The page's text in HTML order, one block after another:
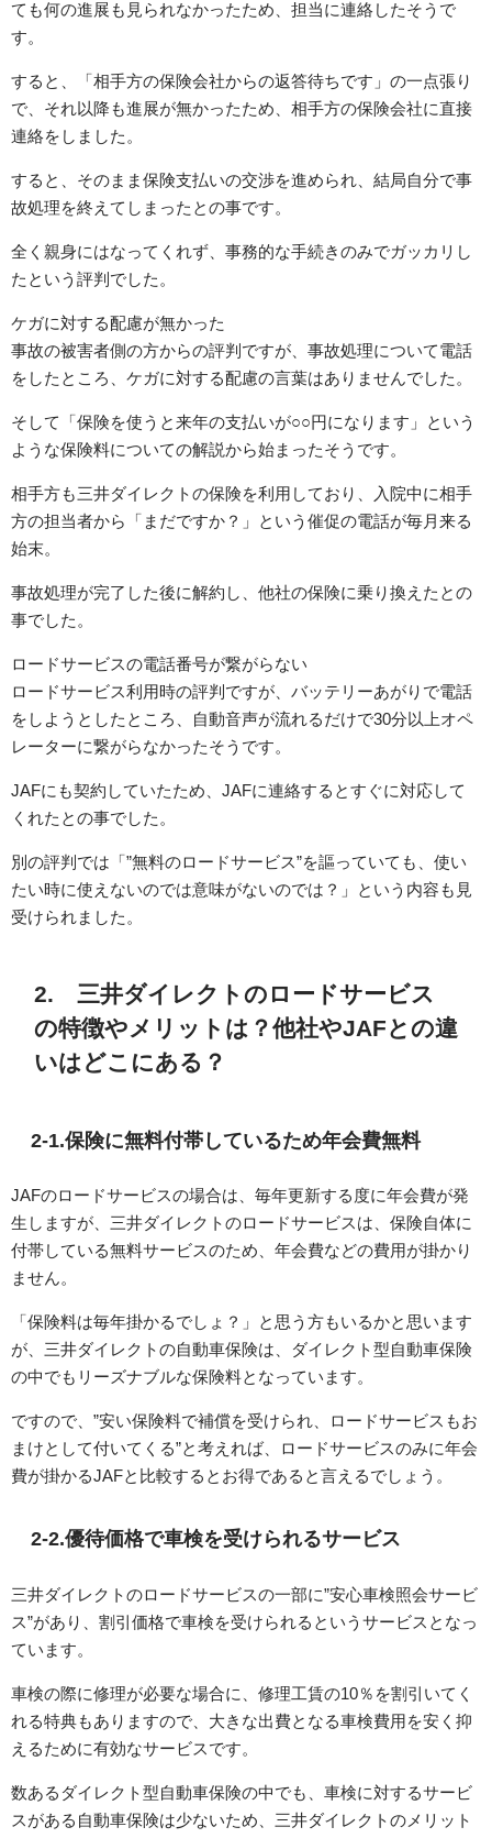
ても何の進展も見られなかったため、担当に連絡したそうで
す。
すると、「相手方の保険会社からの返答待ちです」の一点張り
で、それ以降も進展が無かったため、相手方の保険会社に直接
連絡をしました。
すると、そのまま保険支払いの交渉を進められ、結局自分で事
故処理を終えてしまったとの事です。
全く親身にはなってくれず、事務的な手続きのみでガッカリし
たという評判でした。
ケガに対する配慮が無かった
事故の被害者側の方からの評判ですが、事故処理について電話
をしたところ、ケガに対する配慮の言葉はありませんでした。
そして「保険を使うと来年の支払いが○○円になります」という
ような保険料についての解説から始まったそうです。
相手方も三井ダイレクトの保険を利用しており、入院中に相手
方の担当者から「まだですか？」という催促の電話が毎月来る
始末。
事故処理が完了した後に解約し、他社の保険に乗り換えたとの
事でした。
ロードサービスの電話番号が繋がらない
ロードサービス利用時の評判ですが、バッテリーあがりで電話
をしようとしたところ、自動音声が流れるだけで30分以上オペ
レーターに繋がらなかったそうです。
JAFにも契約していたため、JAFに連絡するとすぐに対応して
くれたとの事でした。
別の評判では「”無料のロードサービス”を謳っていても、使い
たい時に使えないのでは意味がないのでは？」という内容も見
受けられました。
2. 三井ダイレクトのロードサービス
の特徴やメリットは？他社やJAFとの違
いはどこにある？
2-1.保険に無料付帯しているため年会費無料
JAFのロードサービスの場合は、毎年更新する度に年会費が発
生しますが、三井ダイレクトのロードサービスは、保険自体に
付帯している無料サービスのため、年会費などの費用が掛かり
ません。
「保険料は毎年掛かるでしょ？」と思う方もいるかと思います
が、三井ダイレクトの自動車保険は、ダイレクト型自動車保険
の中でもリーズナブルな保険料となっています。
ですので、”安い保険料で補償を受けられ、ロードサービスもお
まけとして付いてくる”と考えれば、ロードサービスのみに年会
費が掛かるJAFと比較するとお得であると言えるでしょう。
2-2.優待価格で車検を受けられるサービス
三井ダイレクトのロードサービスの一部に”安心車検照会サービ
ス”があり、割引価格で車検を受けられるというサービスとなっ
ています。
車検の際に修理が必要な場合に、修理工賃の10％を割引いてく
れる特典もありますので、大きな出費となる車検費用を安く抑
えるために有効なサービスです。
数あるダイレクト型自動車保険の中でも、車検に対するサービ
スがある自動車保険は少ないため、三井ダイレクトのメリット